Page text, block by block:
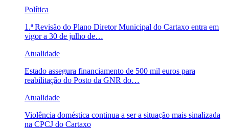
Política
1.ª Revisão do Plano Diretor Municipal do Cartaxo entra em
vigor a 30 de julho de…
Atualidade
Estado assegura financiamento de 500 mil euros para
reabilitação do Posto da GNR do…
Atualidade
Violência doméstica continua a ser a situação mais sinalizada
na CPCJ do Cartaxo